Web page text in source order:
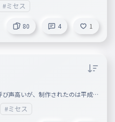
、この曲が神曲なら何でもいいです
はにー ◇ルール ・ハイ
い ・アルファベットがあったらす
不備等ござ
願いします。文句や侮辱も一部受け
めんなさい 少し長くなりすぎまし
#ミセス
80 4 1
声高いが、制作されたのは平成と
持つこの名曲をお届けします ち
セスのアー写がかなり好きなので、
のルール ・記号はハイフン以外
#ミセス